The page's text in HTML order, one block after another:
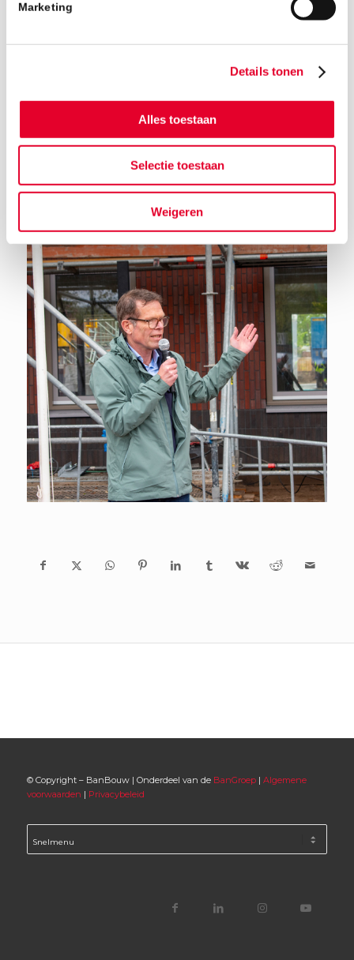
Marketing
Details tonen
Alles toestaan
Selectie toestaan
Weigeren
Terug naar het nieuwsoverzicht
© Copyright – BanBouw | Onderdeel van de BanGroep| Algemene
voorwaarden | Privacybeleid